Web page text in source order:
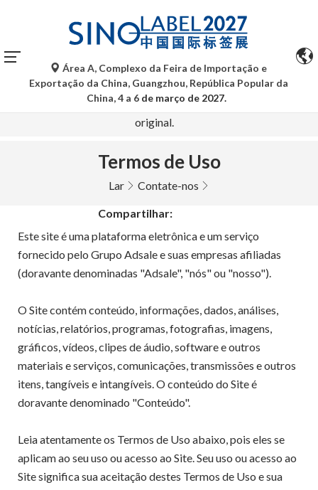
As traduções automáticas do Google Tradutor são apenas
para referência e podem conter imprecisões. Para
quaisquer dúvidas, consulte a versão original no idioma
original.
Área A, Complexo da Feira de Importação e
Exportação da China, Guangzhou, República Popular da
China, 4 a 6 de março de 2027.
Termos de Uso
Lar Contate-nos
Compartilhar:
Este site é uma plataforma eletrônica e um serviço
fornecido pelo Grupo Adsale e suas empresas afiliadas
(doravante denominadas "Adsale", "nós" ou "nosso").
O Site contém conteúdo, informações, dados, análises,
notícias, relatórios, programas, fotografias, imagens,
gráficos, vídeos, clipes de áudio, software e outros
materiais e serviços, comunicações, transmissões e outros
itens, tangíveis e intangíveis. O conteúdo do Site é
doravante denominado "Conteúdo".
Leia atentamente os Termos de Uso abaixo, pois eles se
aplicam ao seu uso ou acesso ao Site. Seu uso ou acesso ao
Site significa sua aceitação destes Termos de Uso e sua